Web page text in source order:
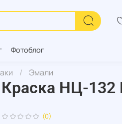
Фотоблог
Эмали
(0)
Краска НЦ-132